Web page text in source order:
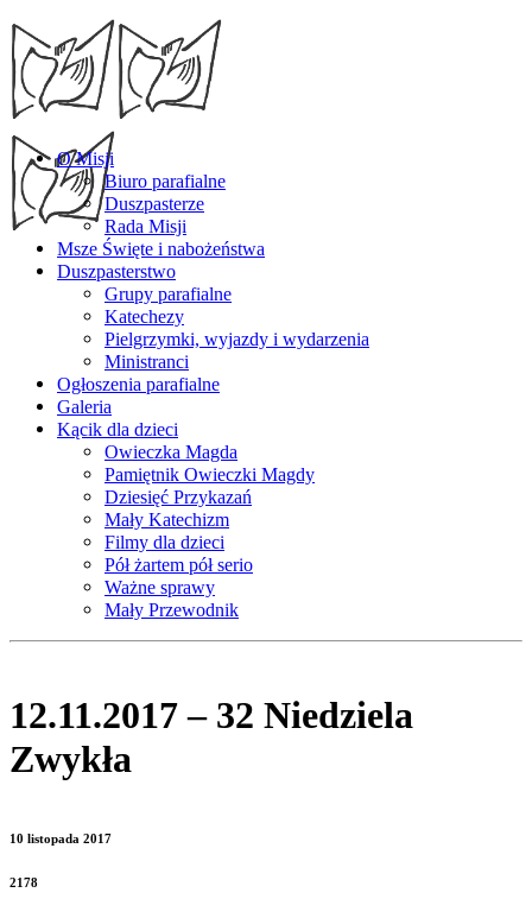
O Misji
Biuro parafialne
Duszpasterze
Rada Misji
Msze Święte i nabożeństwa
Duszpasterstwo
Grupy parafialne
Katechezy
Pielgrzymki, wyjazdy i wydarzenia
Ministranci
Ogłoszenia parafialne
Galeria
Kącik dla dzieci
Owieczka Magda
Pamiętnik Owieczki Magdy
Dziesięć Przykazań
Mały Katechizm
Filmy dla dzieci
Pół żartem pół serio
Ważne sprawy
Mały Przewodnik
12.11.2017 – 32 Niedziela
Zwykła
10 listopada 2017
2178